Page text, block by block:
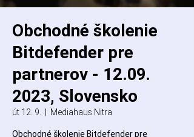
Obchodné školenie
Bitdefender pre
partnerov - 12.09.
2023, Slovensko
út 12. 9.
  |
Mediahaus Nitra
Obchodné školenie Bitdefender pre